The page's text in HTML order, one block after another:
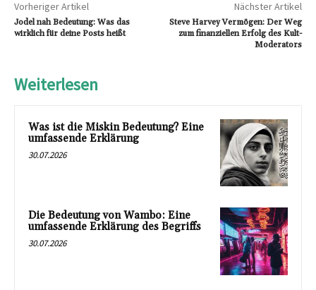
Vorheriger Artikel
Jodel nah Bedeutung: Was das
wirklich für deine Posts heißt
Nächster Artikel
Steve Harvey Vermögen: Der Weg
zum finanziellen Erfolg des Kult-
Moderators
Weiterlesen
Was ist die Miskin Bedeutung? Eine
umfassende Erklärung
30.07.2026
Die Bedeutung von Wambo: Eine
umfassende Erklärung des Begriffs
30.07.2026